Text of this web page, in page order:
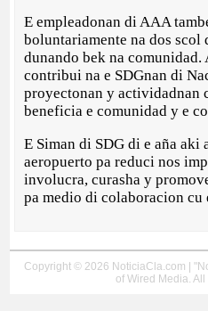
E empleadonan di AAA
boluntariamente na dos scol
dunando bek na
contribui na e SDGnan di
proyectonan y actividadnan
beneficia e comunidad y e
E Siman di SDG di e aña aki
aeropuerto pa reduci nos
involucra, curasha y
pa medio di colaboracion cu
Copyright © 2026 NoticiaCla.com |
of Wired Media.